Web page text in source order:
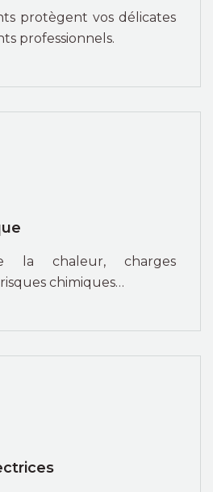
protègent vos délicates
professionnels.
la chaleur, charges
chimiques…